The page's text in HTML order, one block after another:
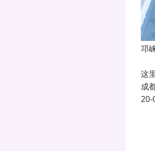
邛
这
成
20-